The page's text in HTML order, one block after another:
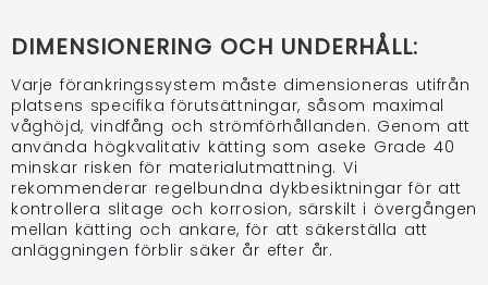
DIMENSIONERING OCH UNDERHÅLL:
Varje förankringssystem måste dimensioneras utifrån
platsens specifika förutsättningar, såsom maximal
våghöjd, vindfång och strömförhållanden. Genom att
använda högkvalitativ kätting som aseke Grade 40
minskar risken för materialutmattning. Vi
rekommenderar regelbundna dykbesiktningar för att
kontrollera slitage och korrosion, särskilt i övergången
mellan kätting och ankare, för att säkerställa att
anläggningen förblir säker år efter år.